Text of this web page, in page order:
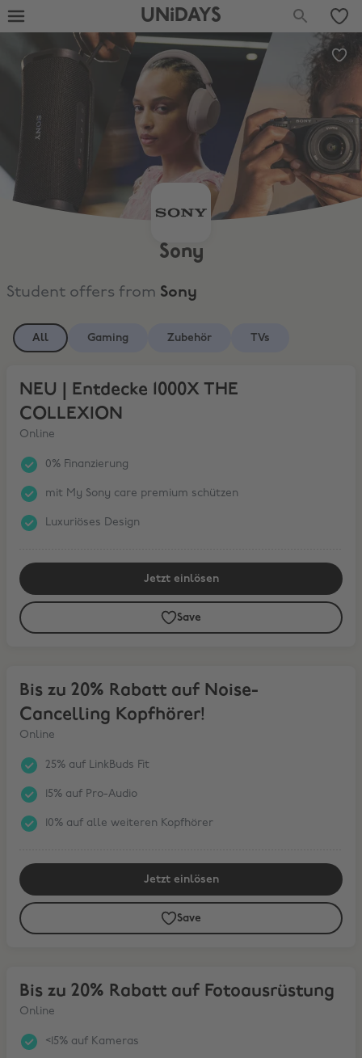
UNiDAYS
Sony
Student offers from Sony
All Gaming Zubehör TVs
NEU | Entdecke 1000X THE
COLLEXION
Online
0% Finanzierung
mit My Sony care premium schützen
Luxuriöses Design
Jetzt einlösen
Save
Bis zu 20% Rabatt auf Noise-
Cancelling Kopfhörer!
Online
25% auf LinkBuds Fit
15% auf Pro-Audio
10% auf alle weiteren Kopfhörer
Jetzt einlösen
Save
Bis zu 20% Rabatt auf Fotoausrüstung
Online
<15% auf Kameras